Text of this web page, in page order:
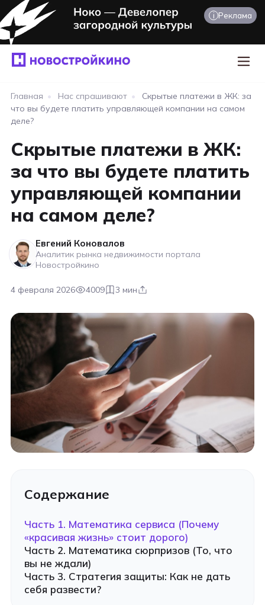
i Реклама
Главная • Нас спрашивают •
Скрытые платежи в ЖК: за
что вы будете платить управляющей компании на самом
деле?
Скрытые платежи в ЖК:
за что вы будете платить
управляющей компании
на самом деле?
Евгений Коновалов
Аналитик рынка недвижимости портала
Новостройкино
4 февраля 2026 4009 3 мин
Содержание
Часть 1. Математика сервиса (Почему
«красивая жизнь» стоит дорого)
Часть 2. Математика сюрпризов (То, что
вы не ждали)
Часть 3. Стратегия защиты: Как не дать
себя развести?